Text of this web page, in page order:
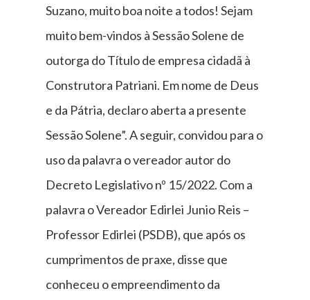
Suzano, muito boa noite a todos! Sejam
muito bem-vindos à Sessão Solene de
outorga do Título de empresa cidadã à
Construtora Patriani. Em nome de Deus
e da Pátria, declaro aberta a presente
Sessão Solene”. A seguir, convidou para o
uso da palavra o vereador autor do
Decreto Legislativo nº 15/2022. Com a
palavra o Vereador Edirlei Junio Reis –
Professor Edirlei (PSDB), que após os
cumprimentos de praxe, disse que
conheceu o empreendimento da